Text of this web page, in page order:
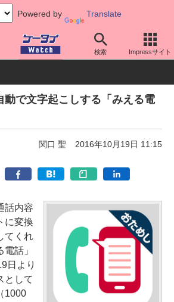
Powered by Translate
検索 Impressサイト
ア ドコモ アプリ・サービス
動で文字起こしする「みえる電
関口 聖 2016年10月19日 11:15
話内容
に変換
てくれ
話」
日より
として
1000